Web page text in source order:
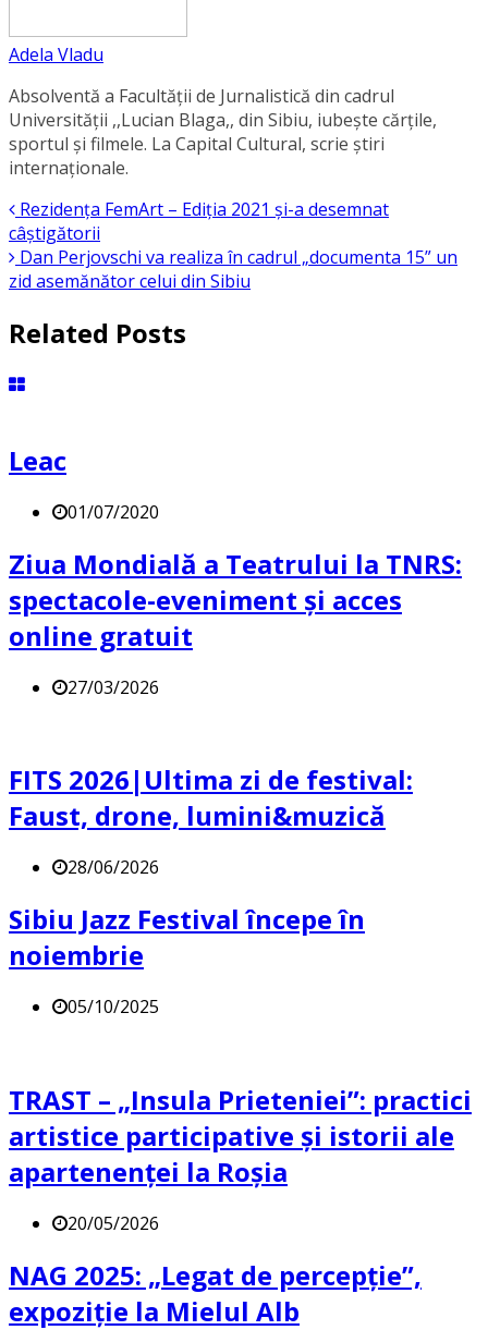
Adela Vladu
Absolventă a Facultății de Jurnalistică din cadrul
Universității ,,Lucian Blaga,, din Sibiu, iubește cărțile,
sportul și filmele. La Capital Cultural, scrie știri
internaționale.
Rezidența FemArt – Ediția 2021 și-a desemnat
câștigătorii
Dan Perjovschi va realiza în cadrul „documenta 15” un
zid asemănător celui din Sibiu
Related Posts
Leac
01/07/2020
Ziua Mondială a Teatrului la TNRS:
spectacole-eveniment și acces
online gratuit
27/03/2026
FITS 2026|Ultima zi de festival:
Faust, drone, lumini&muzică
28/06/2026
Sibiu Jazz Festival începe în
noiembrie
05/10/2025
TRAST – „Insula Prieteniei”: practici
artistice participative și istorii ale
apartenenței la Roșia
20/05/2026
NAG 2025: „Legat de percepție”,
expoziție la Mielul Alb